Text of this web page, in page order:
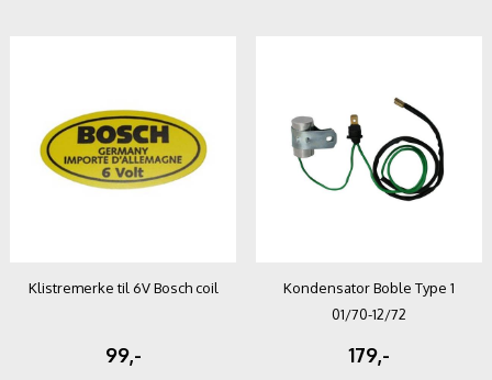
Klistremerke til 6V Bosch coil
99,-
Kondensator Boble Type 1
01/70-12/72
179,-